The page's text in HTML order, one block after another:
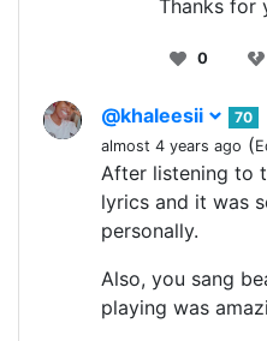
Thanks for
0
@khaleesii
70
almost 4 years ago (
After listening to
lyrics and it was
personally.
Also, you sang
playing was